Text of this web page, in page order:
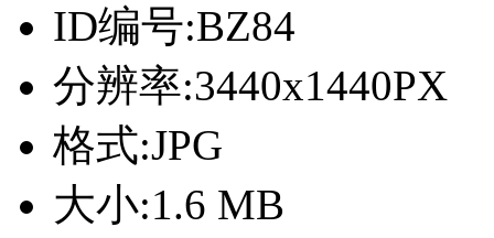
ID编号:BZ84
分辨率:3440x1440PX
格式:JPG
大小:1.6 MB